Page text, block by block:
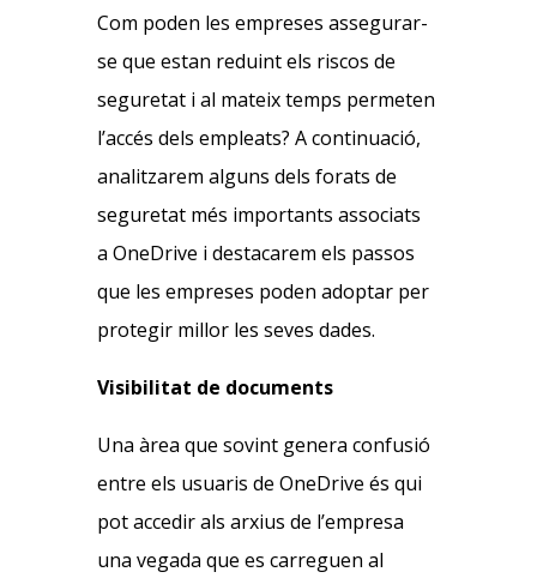
Com poden les empreses assegurar-
se que estan reduint els riscos de
seguretat i al mateix temps permeten
l’accés dels empleats? A continuació,
analitzarem alguns dels forats de
seguretat més importants associats
a OneDrive i destacarem els passos
que les empreses poden adoptar per
protegir millor les seves dades.
Visibilitat de documents
Una àrea que sovint genera confusió
entre els usuaris de OneDrive és qui
pot accedir als arxius de l’empresa
una vegada que es carreguen al